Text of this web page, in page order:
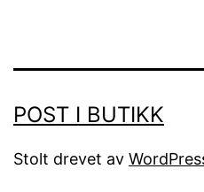
POST I BUTIKK
Stolt drevet av